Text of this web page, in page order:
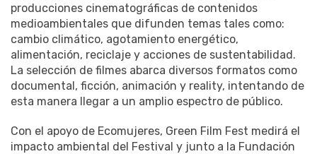
producciones cinematográficas de contenidos
medioambientales que difunden temas tales como:
cambio climático, agotamiento energético,
alimentación, reciclaje y acciones de sustentabilidad.
La selección de filmes abarca diversos formatos como
documental, ficción, animación y reality, intentando de
esta manera llegar a un amplio espectro de público.
Con el apoyo de Ecomujeres, Green Film Fest medirá el
impacto ambiental del Festival y junto a la Fundación